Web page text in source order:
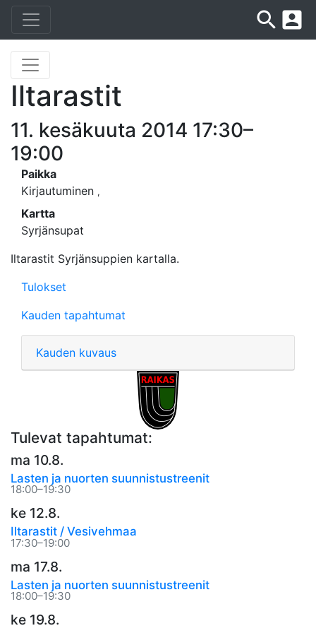
search account_box
Iltarastit
11. kesäkuuta 2014 17:30–
19:00
Paikka
Kirjautuminen ,
Kartta
Syrjänsupat
Iltarastit Syrjänsuppien kartalla.
Tulokset
Kauden tapahtumat
Kauden kuvaus
Tulevat tapahtumat:
ma 10.8.
Lasten ja nuorten suunnistustreenit
18:00–19:30
ke 12.8.
Iltarastit / Vesivehmaa
17:30–19:00
ma 17.8.
Lasten ja nuorten suunnistustreenit
18:00–19:30
ke 19.8.